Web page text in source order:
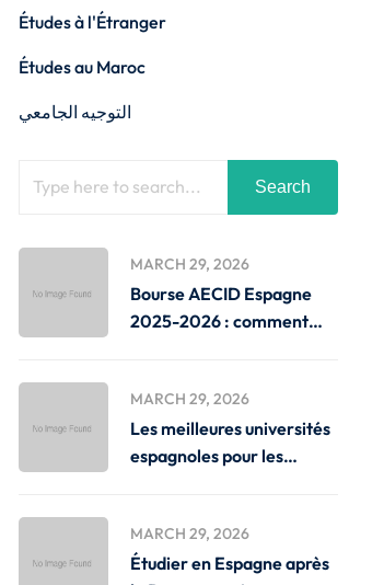
Études à l'Étranger
Études au Maroc
التوجيه الجامعي
Search
MARCH 29, 2026
Bourse AECID Espagne
2025-2026 : comment
MARCH 29, 2026
Les meilleures universités
espagnoles pour les
MARCH 29, 2026
Étudier en Espagne après